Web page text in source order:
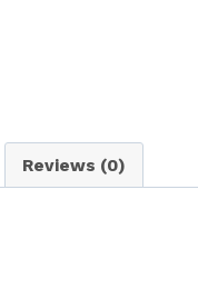
Reviews (0)